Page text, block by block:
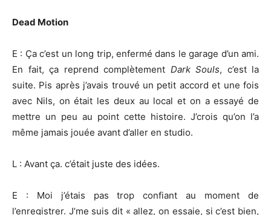
Dead Motion
E : Ça c’est un long trip, enfermé dans le garage d’un ami.
En fait, ça reprend complètement Dark Souls, c’est la
suite. Pis après j’avais trouvé un petit accord et une fois
avec Nils, on était les deux au local et on a essayé de
mettre un peu au point cette histoire. J’crois qu’on l’a
même jamais jouée avant d’aller en studio.
L : Avant ça. c’était juste des idées.
E : Moi j’étais pas trop confiant au moment de
l’enregistrer. J’me suis dit « allez, on essaie, si c’est bien,